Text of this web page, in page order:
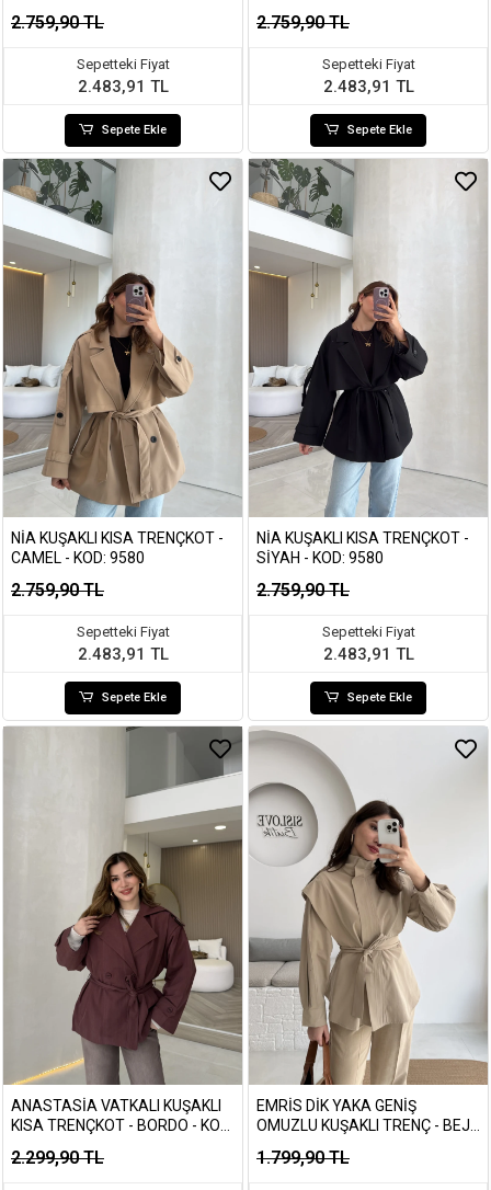
2.759,90 TL
Sepetteki Fiyat
2.483,91 TL
Sepete Ekle
2.759,90 TL
Sepetteki Fiyat
2.483,91 TL
Sepete Ekle
NIA KUŞAKLI KISA TRENÇKOT -
CAMEL - KOD: 9580
2.759,90 TL
Sepetteki Fiyat
2.483,91 TL
Sepete Ekle
NIA KUŞAKLI KISA TRENÇKOT -
SIYAH - KOD: 9580
2.759,90 TL
Sepetteki Fiyat
2.483,91 TL
Sepete Ekle
ANASTASIA VATKALI KUŞAKLI
KISA TRENÇKOT - BORDO - KOD:
2.299,90 TL
EMRIS DIK YAKA GENIŞ
OMUZLU KUŞAKLI TRENÇ - BEJ
1.799,90 TL